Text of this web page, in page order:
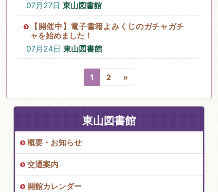
07月27日 東山図書館
【開催中】電子書籍よみくじのガチャガチ
ャを始めました！
07月24日 東山図書館
1 2 »
東山図書館
概要・お知らせ
交通案内
開館カレンダー